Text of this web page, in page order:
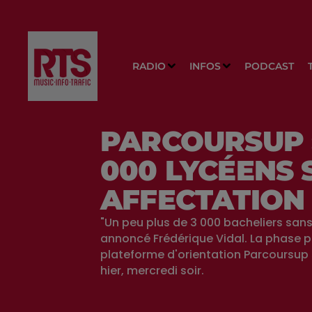
RADIO INFOS PODCAST
PARCOURSUP
000 LYCÉENS
AFFECTATION
"Un peu plus de 3 000 bacheliers
annoncé Frédérique Vidal. La phase
plateforme d'orientation Parcoursup
hier, mercredi soir.